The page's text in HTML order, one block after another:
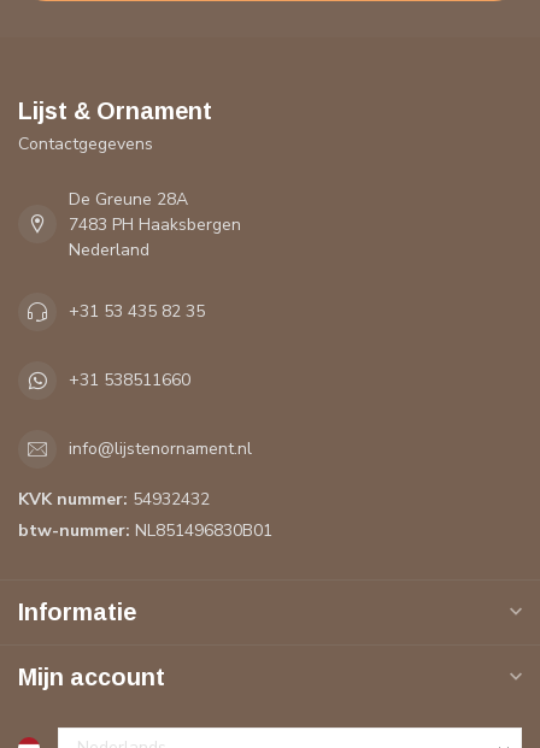
Lijst & Ornament
Contactgegevens
De Greune 28A
7483 PH Haaksbergen
Nederland
+31 53 435 82 35
+31 538511660
info@lijstenornament.nl
KVK nummer: 54932432
btw-nummer: NL851496830B01
Informatie
Mijn account